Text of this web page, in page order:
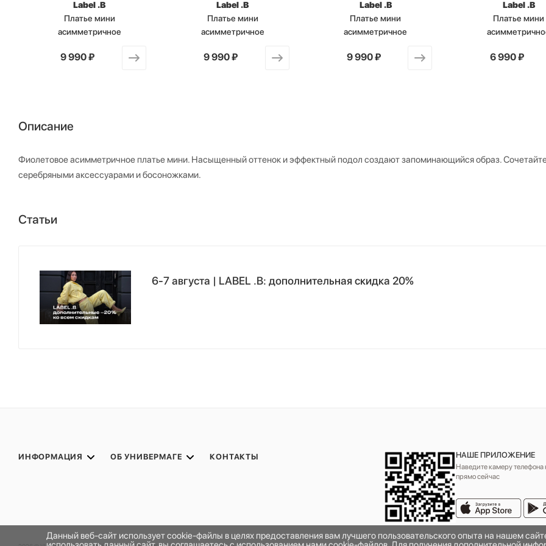
Label .B
Платье мини
асимметричное
от9 990 ₽
Label .B
Платье мини
асимметричное
от9 990 ₽
Label .B
Платье мини
асимметричное
9 990 ₽
Label .B
Платье мини
6 990 ₽
Описание
Фиолетовое асимметричное платье мини. Насыщенный оттенок и эффектный подол создают запоминающийся образ.
серебряными аксессуарами и босоножками.
Статьи
6-7 августа | LABEL .B: дополнительная скидка 20%
ИНФОРМАЦИЯ ОБ УНИВЕРМАГЕ КОНТАКТЫ НАШЕ ПРИЛОЖЕНИЕ
Наведите камеру телефона
прямо сейчас
Данный веб-сайт использует cookie-файлы в целях предоставления вам лучшего пользовательского опыта на нашем